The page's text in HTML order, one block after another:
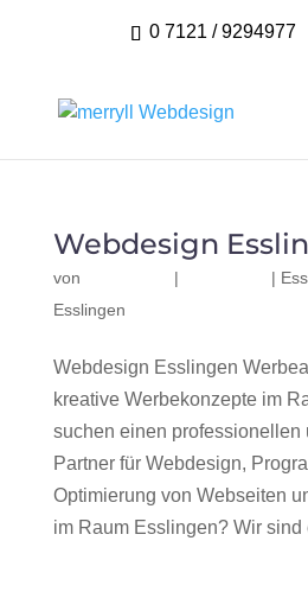
0 7121 / 9294977
Webdesign
von | |
Esslingen
Webdesign Esslingen
kreative Werbekonzepte im
suchen einen professionellen
Partner für Webdesign,
Optimierung von Webseiten
im Raum Esslingen? Wir sind